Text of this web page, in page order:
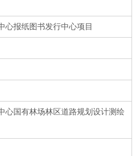
心报纸图书发行中心项目
心国有林场林区道路规划设计测绘